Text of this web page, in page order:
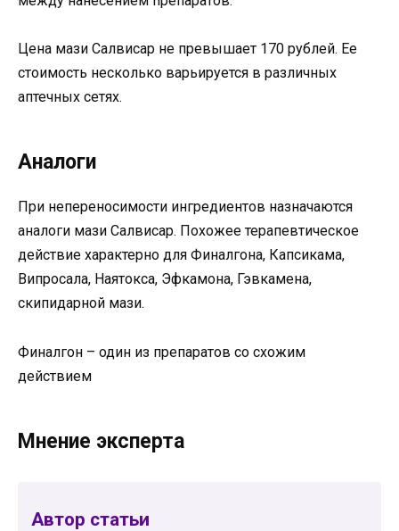
Цена мази Салвисар не превышает 170 рублей. Ее
стоимость несколько варьируется в различных
аптечных сетях.
Аналоги
При непереносимости ингредиентов назначаются
аналоги мази Салвисар. Похожее терапевтическое
действие характерно для Финалгона, Капсикама,
Випросала, Наятокса, Эфкамона, Гэвкамена,
скипидарной мази.
Финалгон – один из препаратов со схожим
действием
Мнение эксперта
Автор статьи